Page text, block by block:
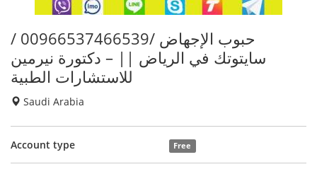
حبوب الإجهاض /00966537466539 /
سايتوتك في الرياض || – دكتورة نيرمين
للاستشارات الطبية
Saudi Arabia
Account type Free